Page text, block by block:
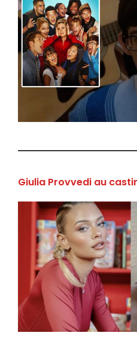
Giulia Provvedi au